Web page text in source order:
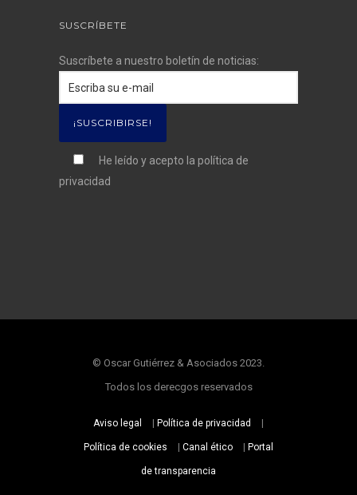
SUSCRÍBETE
Suscríbete a nuestro boletín de noticias:
He leído y acepto la política de
privacidad
© Oscar Gutiérrez & Asociados 2023.
Todos los derecgos reservados
Aviso legal Política de privacidad
Política de cookies Canal ético Portal
de transparencia